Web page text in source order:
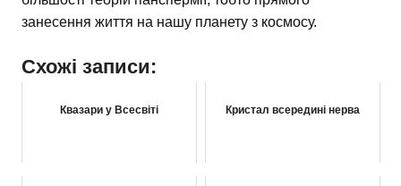
занесення життя на нашу планету з космосу.
Схожі записи:
Квазари у Всесвіті Кристал всередині нерва